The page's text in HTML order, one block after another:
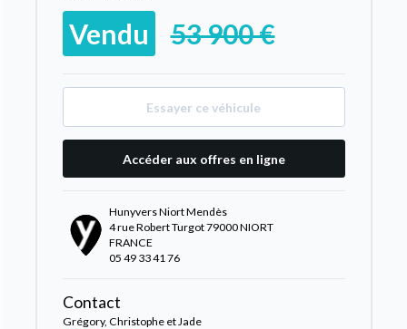
Vendu 53 900 €
Essayer ce véhicule
Accéder aux offres en ligne
Hunyvers Niort Mendès
4 rue Robert Turgot 79000 NIORT
FRANCE
05 49 33 41 76
Contact
Grégory, Christophe et Jade